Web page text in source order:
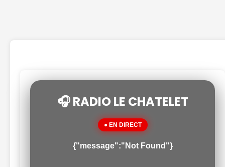
🎧 RADIO LE CHATELET
● EN DIRECT
{"message":"Not Found"}